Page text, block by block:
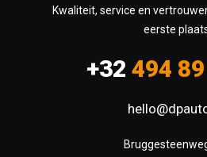
Kwaliteit, service en
eerste
+32 494